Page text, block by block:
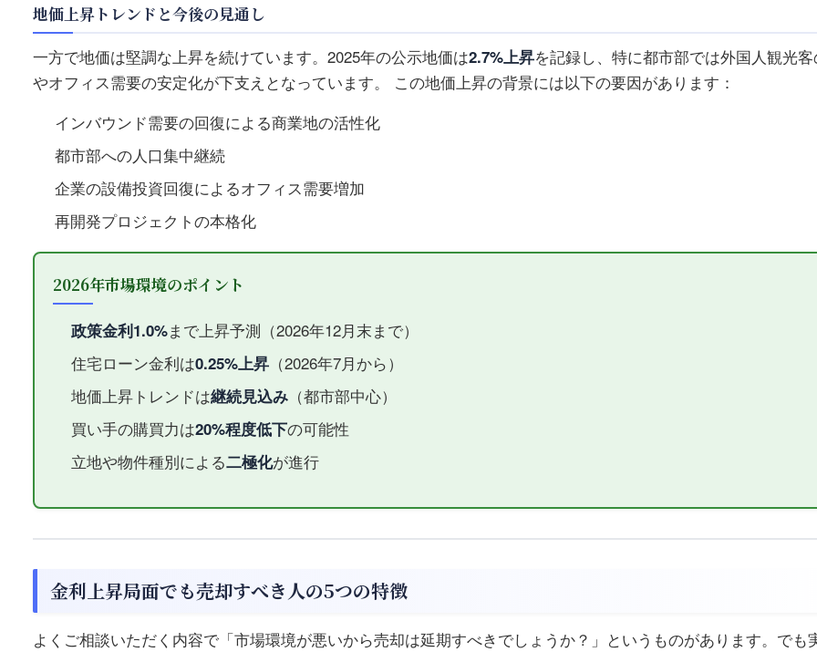
地価上昇トレンドと今後の見通し
一方で地価は堅調な上昇を続けています。2025年の公示地価は2.7%上昇を記録し、特に都市部では外国人観光
やオフィス需要の安定化が下支えとなっています。 この地価上昇の背景には以下の要因があります：
インバウンド需要の回復による商業地の活性化
都市部への人口集中継続
企業の設備投資回復によるオフィス需要増加
再開発プロジェクトの本格化
2026年市場環境のポイント
政策金利1.0%まで上昇予測（2026年12月末まで）
住宅ローン金利は0.25%上昇 （2026年7月から）
地価上昇トレンドは継続見込み （都市部中心）
買い手の購買力は20%程度低下の可能性
立地や物件種別による二極化が進行
金利上昇局面でも売却すべき人の5つの特徴
よくご相談いただく内容で「市場環境が悪いから売却は延期すべきでしょうか？」というものがあります。でも